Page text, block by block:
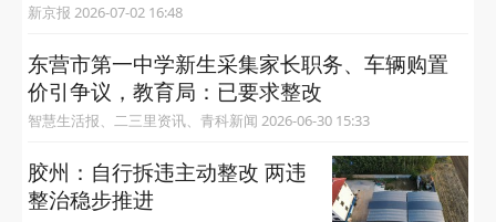
新京报 2026-07-02 16:48
东营市第一中学新生采集家长职务、车辆购置
价引争议，教育局：已要求整改
智慧生活报、二三里资讯、青科新闻 2026-06-30 15:33
胶州：自行拆违主动整改 两违
整治稳步推进